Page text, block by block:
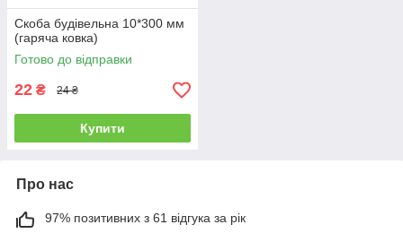
Скоба будівельна 10*300 мм
(гаряча ковка)
Готово до відправки
22 ₴ 24 ₴
Купити
Про нас
97% позитивних з 61 відгука за рік